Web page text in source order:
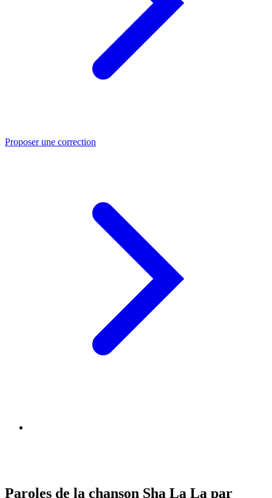
Proposer une correction
Paroles de la chanson Sha La La par